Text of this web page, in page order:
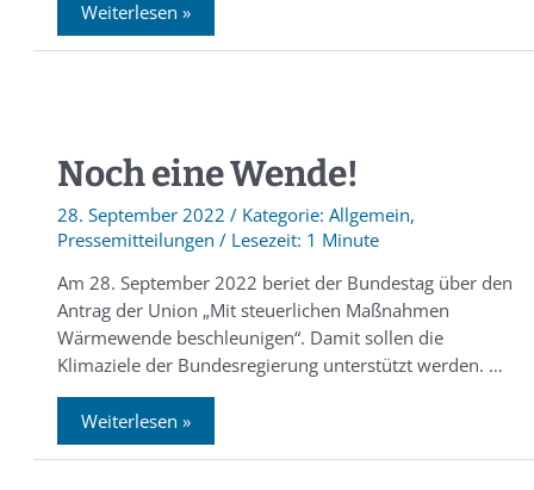
Weiterlesen »
Noch eine Wende!
28. September 2022 / Allgemein,
Pressemitteilungen /
1 Minute
Am 28. September 2022 beriet der Bundestag über den
Antrag der Union „Mit steuerlichen Maßnahmen
Wärmewende beschleunigen“. Damit sollen die
Klimaziele der Bundesregierung unterstützt werden. …
Weiterlesen »